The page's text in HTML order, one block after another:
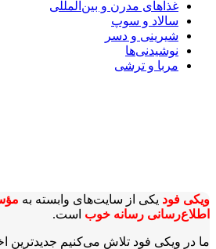
غذاهای مدرن و بین‌المللی
سالاد و سوپ
شیرینی و دسر
نوشیدنی‌ها
مربا و ترشی
ویکی‌ فود یکی از سایت‌های وابسته به
اطلاع‌رسانی رسانه خوب است.
ما در ویکی‌ فود تلاش می‌کنیم جدیدترین